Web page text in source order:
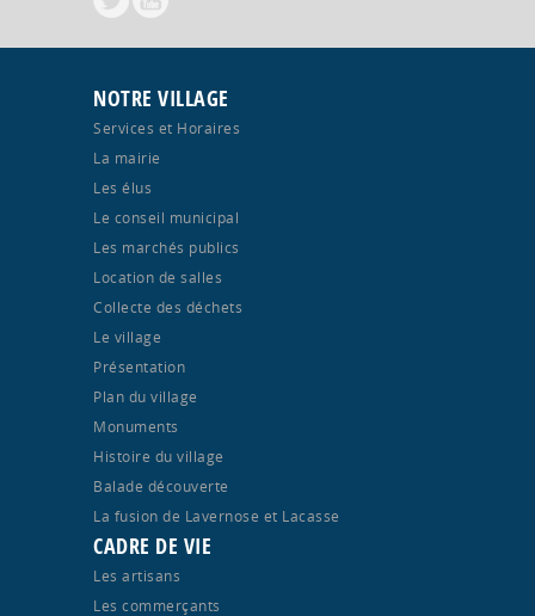
NOTRE VILLAGE
Services et Horaires
La mairie
Les élus
Le conseil municipal
Les marchés publics
Location de salles
Collecte des déchets
Le village
Présentation
Plan du village
Monuments
Histoire du village
Balade découverte
La fusion de Lavernose et Lacasse
CADRE DE VIE
Les artisans
Les commerçants